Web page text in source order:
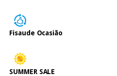
Fisaude Ocasião
SUMMER SALE